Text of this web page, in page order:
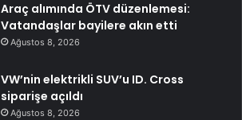
Araç alımında ÖTV düzenlemesi:
Vatandaşlar bayilere akın etti
Ağustos 8, 2026
VW’nin elektrikli SUV’u ID. Cross
siparişe açıldı
Ağustos 8, 2026